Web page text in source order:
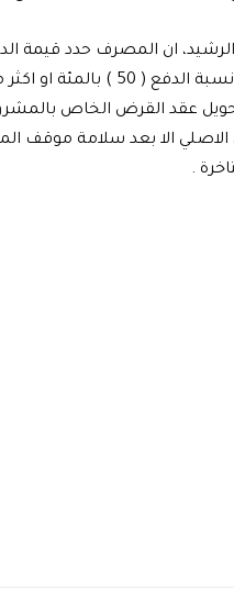
ان المصرف حدد قيمة
المقترض الى الشخص المشتري
عقد القرض الخاص
الاصلي الا بعد سلامة موقف
.